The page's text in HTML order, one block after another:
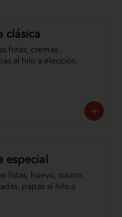
clásica
fritas, cremas ,
al hilo a elección.
especial
fritas, huevo, tocino,
papas al hilo a